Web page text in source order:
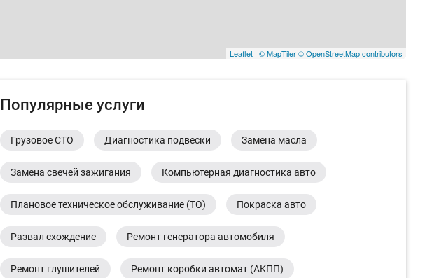
Leaflet | © MapTiler© OpenStreetMap contributors
Популярные услуги
Грузовое СТО Диагностика подвески Замена масла
Замена свечей зажигания Компьютерная диагностика авто
Плановое техническое обслуживание (ТО) Покраска авто
Развал схождение Ремонт генератора автомобиля
Ремонт глушителей Ремонт коробки автомат (АКПП)